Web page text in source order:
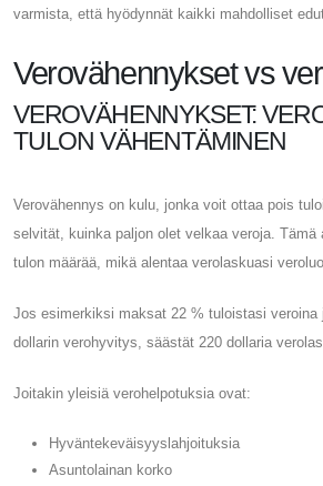
varmista, että hyödynnät kaikki mahdolliset
Verovähennykset vs
VEROVÄHENNYKSET:
TULON VÄHENTÄMINEN
Verovähennys on kulu, jonka voit ottaa pois
selvität, kuinka paljon olet velkaa veroja. Tämä
tulon määrää, mikä alentaa verolaskuasi
Jos esimerkiksi maksat 22 % tuloistasi veroina
dollarin verohyvitys, säästät 220 dollaria
Joitakin yleisiä verohelpotuksia ovat:
Hyväntekeväisyyslahjoituksia
Asuntolainan korko